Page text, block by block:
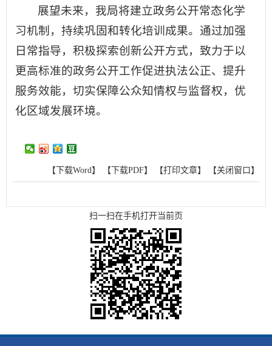
展望未来，我局将建立政务公开常态化学
习机制，持续巩固和转化培训成果。通过加强
日常指导，积极探索创新公开方式，致力于以
更高标准的政务公开工作促进执法公正、提升
服务效能，切实保障公众知情权与监督权，优
化区域发展环境。
【下载Word】 【下载PDF】 【打印文章】 【关闭窗口】
扫一扫在手机打开当前页